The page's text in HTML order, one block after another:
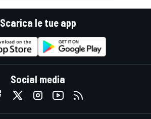
Scarica le tue app
Social media